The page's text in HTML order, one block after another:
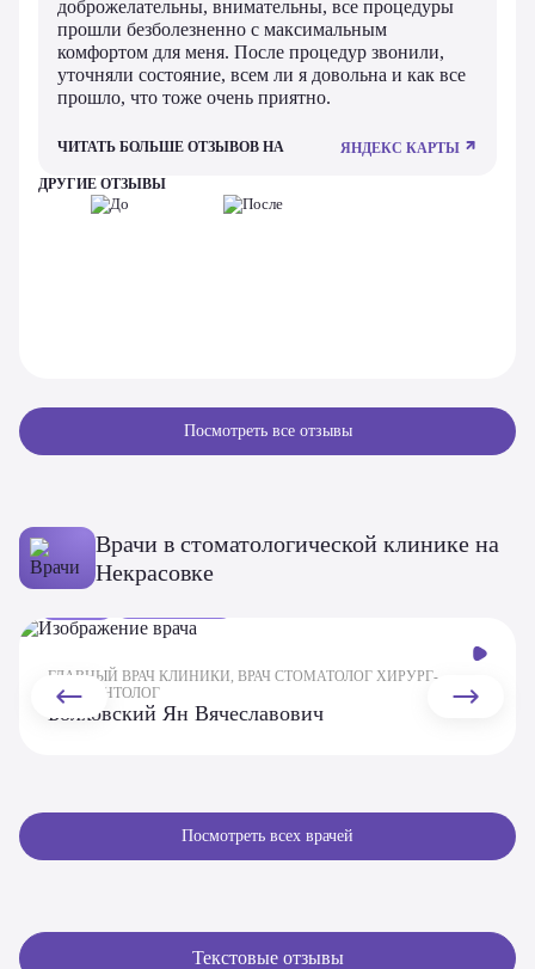
Посмотреть все отзывы
доброжелательны, внимательны, все процедуры
прошли безболезненно с максимальным
комфортом для меня. После процедур звонили,
уточняли состояние, всем ли я довольна и как все
прошло, что тоже очень приятно.
ЧИТАТЬ БОЛЬШЕ ОТЗЫВОВ НА ЯНДЕКС КАРТЫ
ДРУГИЕ ОТЗЫВЫ
Врачи в стоматологической клинике на
Некрасовке
Посмотреть всех врачей
ГЛАВНЫЙ ВРАЧ КЛИНИКИ, ВРАЧ СТОМАТОЛОГ ХИРУРГ-
ИМПЛАНТОЛОГ
Болховский Ян Вячеславович
Текстовые отзывы